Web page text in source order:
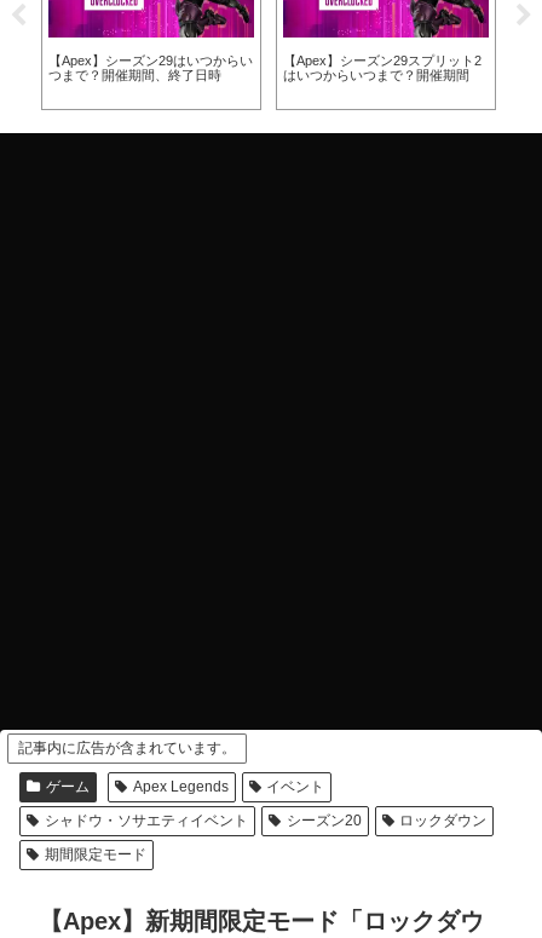
【Apex】シーズン29はいつからい
つまで？開催期間、終了日時
【Apex】シーズン29スプリット2
はいつからいつまで？開催期間
記事内に広告が含まれています。
ゲーム Apex Legends
イベント
シャドウ・ソサエティイベント
シーズン20
ロックダウン
期間限定モード
【Apex】新期間限定モード「ロックダウ